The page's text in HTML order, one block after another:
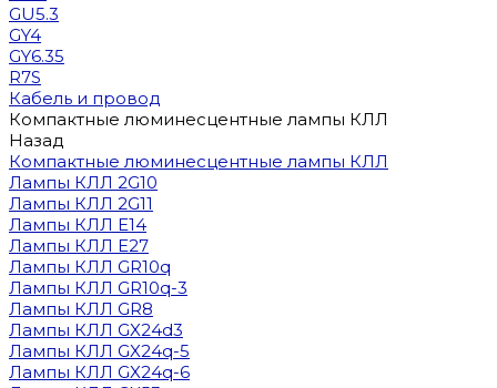
GU5.3
GY4
GY6.35
R7S
Кабель и провод
Компактные люминесцентные лампы КЛЛ
Назад
Компактные люминесцентные лампы КЛЛ
Лампы КЛЛ 2G10
Лампы КЛЛ 2G11
Лампы КЛЛ E14
Лампы КЛЛ E27
Лампы КЛЛ GR10q
Лампы КЛЛ GR10q-3
Лампы КЛЛ GR8
Лампы КЛЛ GX24d3
Лампы КЛЛ GX24q-5
Лампы КЛЛ GX24q-6